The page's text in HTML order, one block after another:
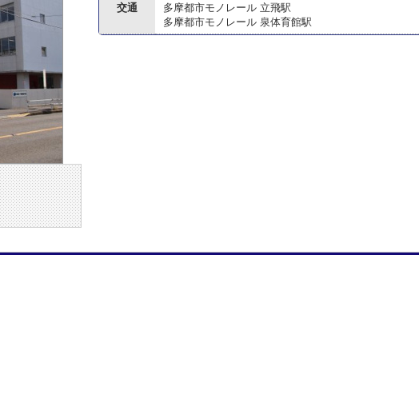
交通
多摩都市モノレール 立飛駅
多摩都市モノレール 泉体育館駅